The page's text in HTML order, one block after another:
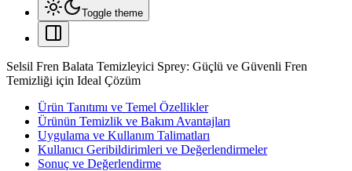
Toggle theme
Selsil Fren Balata Temizleyici Sprey: Güçlü ve Güvenli Fren
Temizliği için Ideal Çözüm
Ürün Tanıtımı ve Temel Özellikler
Ürünün Temizlik ve Bakım Avantajları
Uygulama ve Kullanım Talimatları
Kullanıcı Geribildirimleri ve Değerlendirmeler
Sonuç ve Değerlendirme